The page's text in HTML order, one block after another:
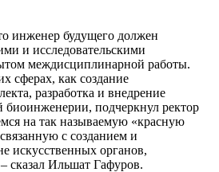
инженер будущего должен
и исследовательскими
междисциплинарной работы.
сферах, как создание
разработка и внедрение
биоинженерии, подчеркнул ректор
на так называемую «красную
с созданием и
искусственных органов,
сказал Ильшат Гафуров.